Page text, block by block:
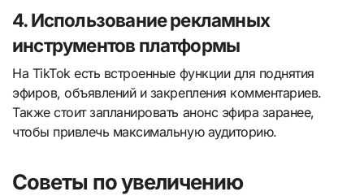
4. Использование рекламных
инструментов платформы
На TikTok есть встроенные функции для поднятия
эфиров, объявлений и закрепления комментариев.
Также стоит запланировать анонс эфира заранее,
чтобы привлечь максимальную аудиторию.
Советы по увеличению